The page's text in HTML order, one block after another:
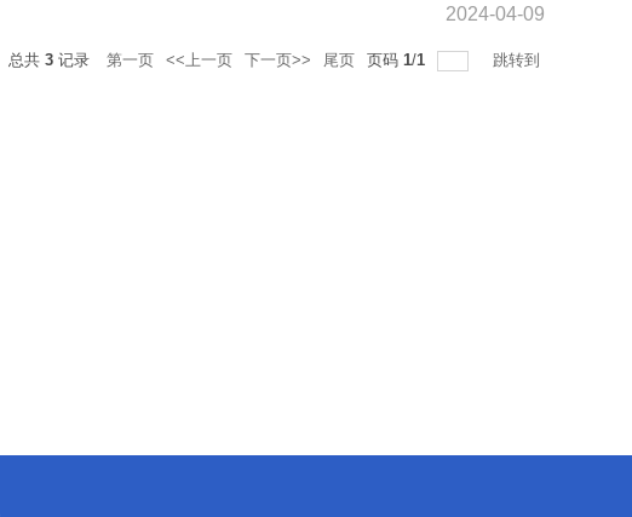
2024-04-09
总共 3 记录 第一页 <<上一页 下一页>> 尾页 页码 1/1 跳转到